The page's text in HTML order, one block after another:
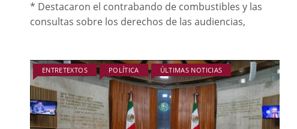
* Destacaron el contrabando de combustibles y las
consultas sobre los derechos de las audiencias,
ENTRETEXTOS POLÍTICA ÚLTIMAS NOTICIAS